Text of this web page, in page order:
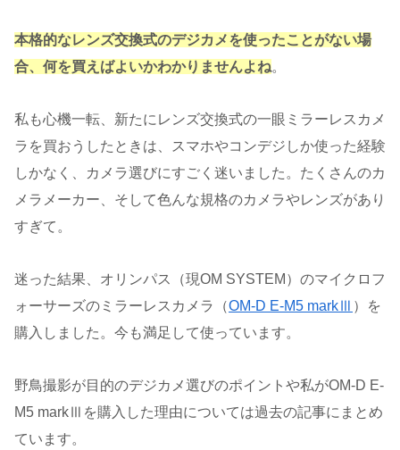
本格的なレンズ交換式のデジカメを使ったことがない場
合、何を買えばよいかわかりませんよね。
私も心機一転、新たにレンズ交換式の一眼ミラーレスカメ
ラを買おうしたときは、スマホやコンデジしか使った経験
しかなく、カメラ選びにすごく迷いました。たくさんのカ
メラメーカー、そして色んな規格のカメラやレンズがあり
すぎて。
迷った結果、オリンパス（現OM SYSTEM）のマイクロフ
ォーサーズのミラーレスカメラ（OM-D E-M5 markⅢ ）を
購入しました。今も満足して使っています。
野鳥撮影が目的のデジカメ選びのポイントや私がOM-D E-
M5 markⅢを購入した理由については過去の記事にまとめ
ています。